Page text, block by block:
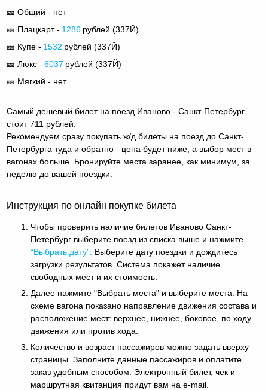
🎫 Общий - нет
🎫 Плацкарт - 1286 рублей (337Й)
🎫 Купе - 1532 рублей (337Й)
🎫 Люкс - 6037 рублей (337Й)
🎫 Мягкий - нет
Самый дешевый билет на поезд Иваново - Санкт-Петербург
стоит 711 рублей.
Рекомендуем сразу покупать ж/д билеты на поезд до Санкт-
Петербурга туда и обратно - цена будет ниже, а выбор мест в
вагонах больше. Бронируйте места заранее, как минимум, за
неделю до вашей поездки.
Инструкция по онлайн покупке билета
Чтобы проверить наличие билетов Иваново Санкт-
Петербург выберите поезд из списка выше и нажмите
“Выбрать дату”. Выберите дату поездки и дождитесь
загрузки результатов. Система покажет наличие
свободных мест и их стоимость.
Далее нажмите "Выбрать места" и выберите места. На
схеме вагона показано направление движения состава и
расположение мест: верхнее, нижнее, боковое, по ходу
движения или против хода.
Количество и возраст пассажиров можно задать вверху
страницы. Заполните данные пассажиров и оплатите
заказ удобным способом. Электронный билет, чек и
маршрутная квитанция придут вам на e-mail.